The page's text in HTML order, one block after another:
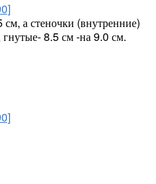
а стеночки (внутренние)
8.5 см -на 9.0 см.